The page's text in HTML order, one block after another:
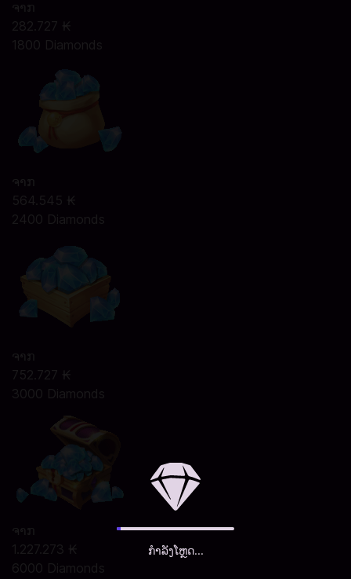
ກຳລັງໂຫຼດ...
ຈາກ
282.727 ₭
1800 Diamonds
ຈາກ
564.545 ₭
2400 Diamonds
ຈາກ
752.727 ₭
3000 Diamonds
ຈາກ
1.227.273 ₭
6000 Diamonds